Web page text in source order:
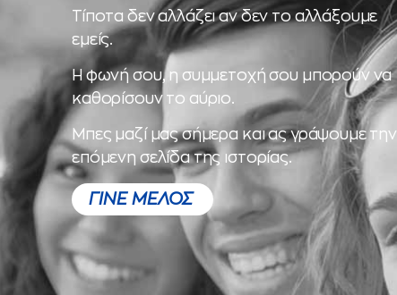
Τίποτα δεν αλλάζει αν δεν το αλλάξουμε
εμείς.
Η φωνή σου, η συμμετοχή σου μπορούν να
καθορίσουν το αύριο.
Μπες μαζί μας σήμερα και ας γράψουμε την
επόμενη σελίδα της ιστορίας.
ΓΙΝΕ ΜΕΛΟΣ